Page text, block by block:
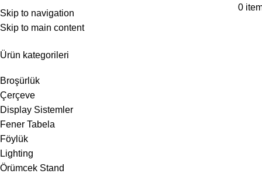
Skip to navigation
Skip to main content
0
Quick Banner
Ürün kategorileri
Broşürlük
Çerçeve
Display Sistemler
Fener Tabela
Föylük
Lighting
Örümcek Stand